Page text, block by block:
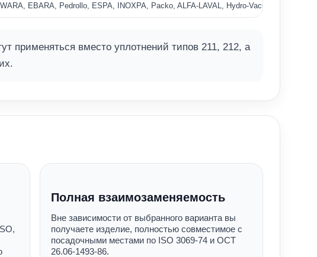
EBARA, Pedrollo, ESPA, INOXPA, Packo, ALFA‑LAVAL, Hydro‑Vacuum,
применяться вместо уплотнений типов 211, 212, а
Полная взаимозаменяемость
Вне зависимости от выбранного варианта вы
получаете изделие, полностью совместимое с
посадочными местами по ISO 3069-74 и ОСТ
26.06-1493-86.